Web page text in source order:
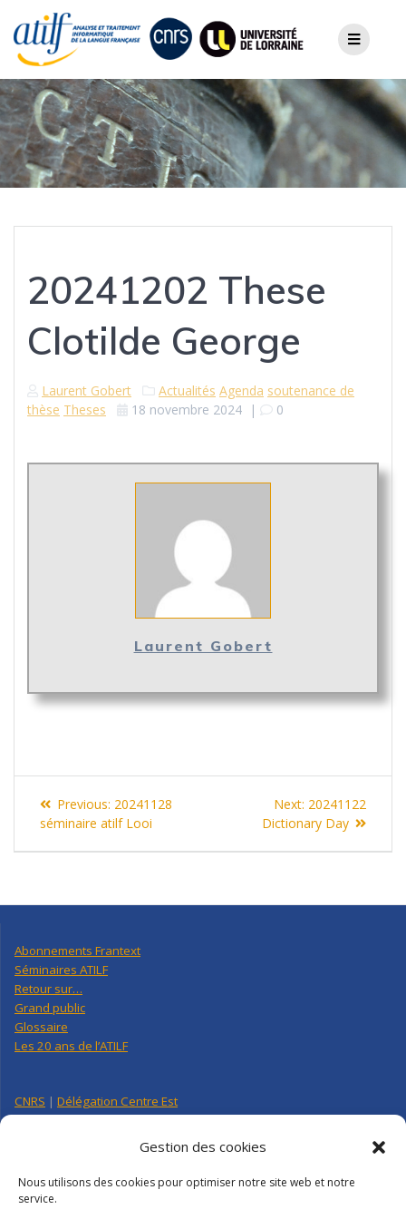
Gestion des cookies
Nous utilisons des cookies pour optimiser notre site web et notre
service.
content
20241202 These
Clotilde George
Laurent Gobert Actualités Agenda soutenance de
thèse Theses 18 novembre 2024 | 0
Laurent Gobert
Navigation
de
Previous: Previous
post:
20241128
séminaire atilf Looi
Next: Next
post:
20241122
Dictionary Day
Abonnements Frantext
Séminaires ATILF
Retour sur…
Grand public
Glossaire
Les 20 ans de l’ATILF
CNRS | Délégation Centre Est
Université de Lorraine
CNRS Hebdo Centre-Est